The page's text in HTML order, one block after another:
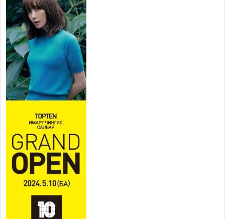
Усархаг аадар бороо орж
байгаа тул аюулгүй байдлаа
хангаж, үер усны аюулаас
сэрэмжлэхийг нийслэлийн
Онцгой байдлын газраас анхааруулж байна
2026 оны 7 сар 20 / 9 цаг 09 минут
311 алба хаагч, 119 техник хэрэгсэлтэй ажиллаж
үер усны аюул, болзошгүй эрсдэлээс сэргийлж
байна
Аяллаа зөв төлөвлөхийг иргэдэд зөвлөж байна
2026 оны 7 сар 16 / 11 цаг 50 минут
Үер усны болзошгүй аюулаас сэргийлж,
холбогдох байгууллагууд өндөржүүлсэн бэлэн
байдалд ажиллаж байна
2026 оны 7 сар 15 / 13 цаг 06 минут
“Дэлхийн адууны өдөр”-т 15000 морьтон оролцож